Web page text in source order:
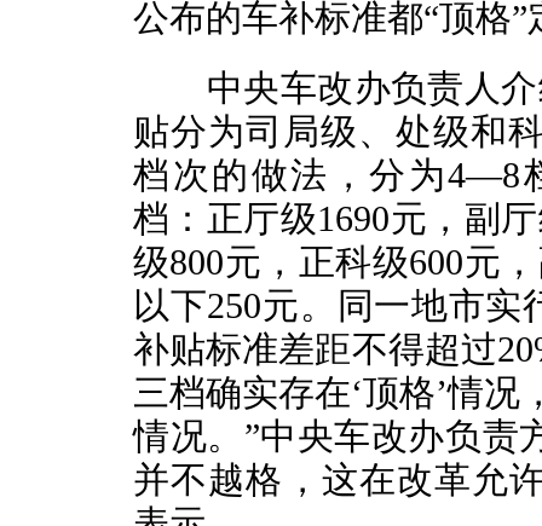
公布的车补标准都“顶格
中央车改办负责人介
贴分为司局级、处级和
档次的做法，分为4—8
档：正厅级1690元，副
级800元，正科级600元
以下250元。同一地市
补贴标准差距不得超过
三档确实存在‘顶格’情况
情况。”中央车改办负责
并不越格，这在改革允